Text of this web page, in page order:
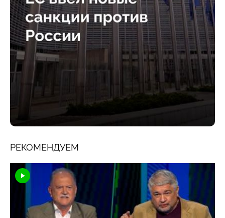
РЕКОМЕНДУЕМ